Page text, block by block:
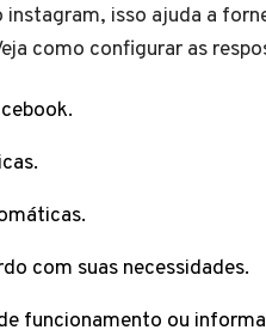
isso ajuda a
como configurar as
com suas necessidades.
funcionamento ou